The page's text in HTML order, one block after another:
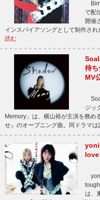
で配
開催
インスパイアソングとして制作さ
読む
待ち
MV
ジッ
Memory」は、横山裕が主演を務め
せ』のオープニング曲。同ドラマ
love
は、